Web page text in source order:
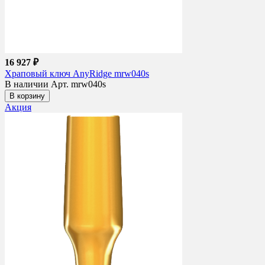
16 927 ₽
Храповый ключ AnyRidge mrw040s
В наличии Арт. mrw040s
В корзину
Акция